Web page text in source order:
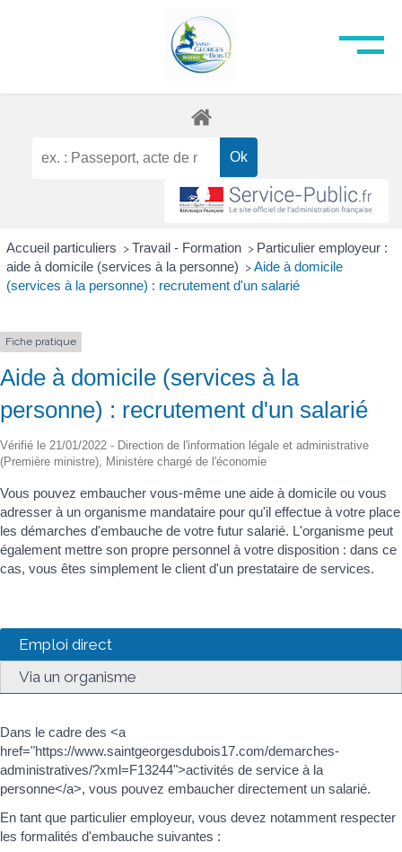
Accueil particuliers > Travail - Formation > Particulier employeur :
aide à domicile (services à la personne) > Aide à domicile
(services à la personne) : recrutement d'un salarié
Fiche pratique
Aide à domicile (services à la
personne) : recrutement d'un salarié
Vérifié le 21/01/2022 - Direction de l'information légale et administrative
(Première ministre), Ministère chargé de l'économie
Vous pouvez embaucher vous-même une aide à domicile ou vous
adresser à un organisme mandataire pour qu'il effectue à votre place
les démarches d'embauche de votre futur salarié. L'organisme peut
également mettre son propre personnel à votre disposition : dans ce
cas, vous êtes simplement le client d'un prestataire de services.
Emploi direct
Via un organisme
Dans le cadre des <a
href="https://www.saintgeorgesdubois17.com/demarches-
administratives/?xml=F13244">activités de service à la
personne</a>, vous pouvez embaucher directement un salarié.
En tant que particulier employeur, vous devez notamment respecter
les formalités d'embauche suivantes :